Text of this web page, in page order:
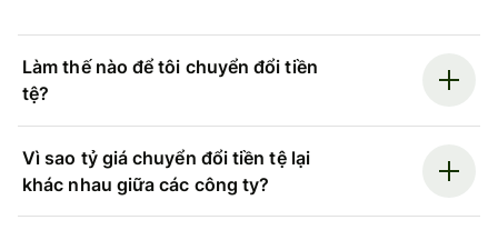
Làm thế nào để tôi chuyển đổi tiền
tệ?
Vì sao tỷ giá chuyển đổi tiền tệ lại
khác nhau giữa các công ty?